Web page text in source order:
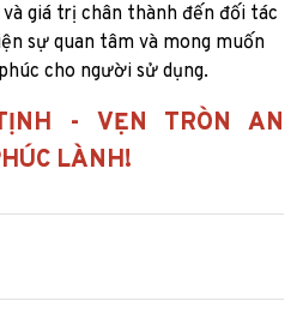
giá trị chân thành đến đối tác
sự quan tâm và mong muốn
cho người sử dụng.
- VẸN TRÒN AN
LÀNH!